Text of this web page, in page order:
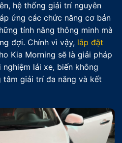
hệ thống giải trí nguyên
ứng các chức năng cơ bản
tính năng thông minh mà
đợi. Chính vì vậy, lắp đặt
Kia Morning sẽ là giải pháp
lái xe, biến không
giải trí đa năng và kết